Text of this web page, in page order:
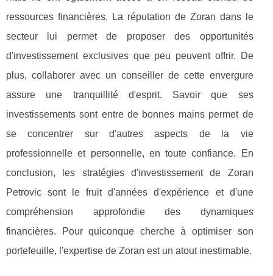
ressources financières. La réputation de Zoran dans le
secteur lui permet de proposer des opportunités
d'investissement exclusives que peu peuvent offrir. De
plus, collaborer avec un conseiller de cette envergure
assure une tranquillité d'esprit. Savoir que ses
investissements sont entre de bonnes mains permet de
se concentrer sur d'autres aspects de la vie
professionnelle et personnelle, en toute confiance. En
conclusion, les stratégies d'investissement de Zoran
Petrovic sont le fruit d'années d'expérience et d'une
compréhension approfondie des dynamiques
financières. Pour quiconque cherche à optimiser son
portefeuille, l'expertise de Zoran est un atout inestimable.